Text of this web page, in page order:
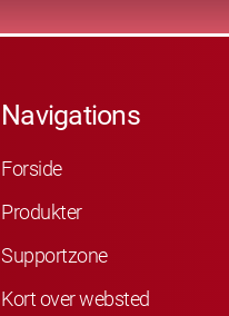
Navigations
Forside
Produkter
Supportzone
Kort over websted